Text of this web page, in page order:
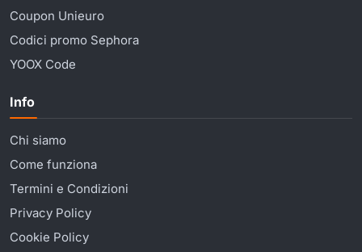
Coupon Unieuro
Codici promo Sephora
YOOX Code
Info
Chi siamo
Come funziona
Termini e Condizioni
Privacy Policy
Cookie Policy